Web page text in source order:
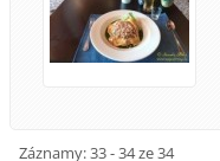
Záznamy: 33 - 34 ze 34